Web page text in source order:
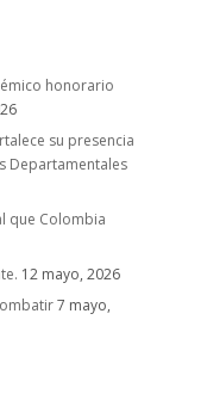
honorario
su presencia
Departamentales
que Colombia
12 mayo, 2026
7 mayo,